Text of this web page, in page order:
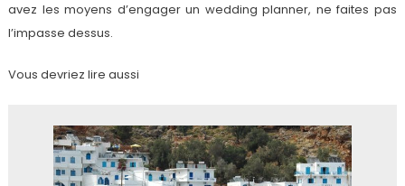
avez les moyens d’engager un wedding planner, ne faites pas
l’impasse dessus.
Vous devriez lire aussi